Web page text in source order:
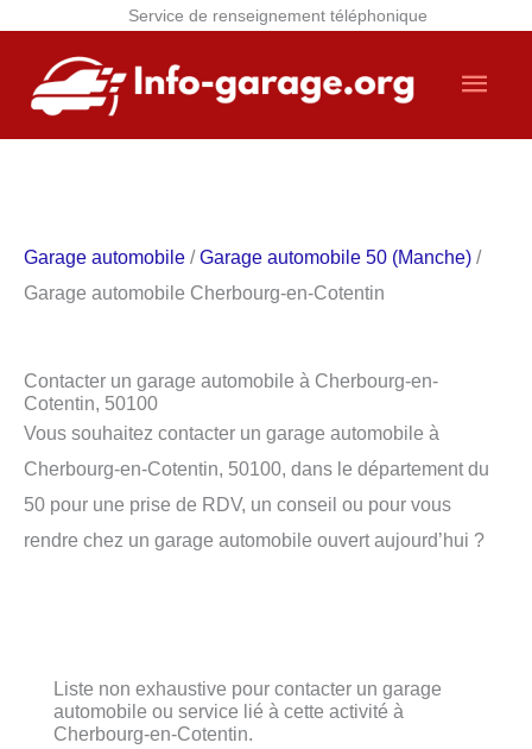
Service de renseignement téléphonique
contenu
Garage automobile /Garage automobile 50 (Manche) /
Garage automobile Cherbourg-en-Cotentin
Contacter un garage automobile à Cherbourg-en-
Cotentin, 50100
Vous souhaitez contacter un garage automobile à
Cherbourg-en-Cotentin, 50100, dans le département du
50 pour une prise de RDV, un conseil ou pour vous
rendre chez un garage automobile ouvert aujourd’hui ?
Liste non exhaustive pour contacter un garage
automobile ou service lié à cette activité à
Cherbourg-en-Cotentin.